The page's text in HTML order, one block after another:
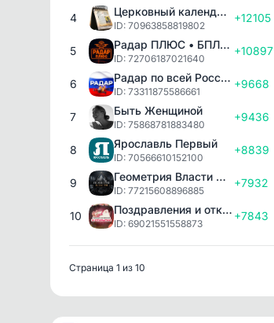
4 Церковный календарь
ID: 70963858819802
+12105
5 Радар ПЛЮС • БПЛА • Мониторинг обстановки 24/7
ID: 72706187021640
+10897
6 Радар по всей России | БПЛА, ракеты
ID: 73311875586661
+9668
7 Быть Женщиной
ID: 75868781883480
+9436
8 Ярославль Первый
ID: 70566610152100
+8839
9 Геометрия Власти 🇷🇺
ID: 77215608896885
+7932
10 Поздравления и открытки
ID: 69021551558873
+7843
Страница 1 из 10